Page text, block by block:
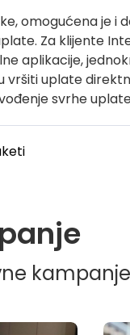
omogućena je i
Za klijente
aplikacije,
vršiti uplate
svrhe
kampanje